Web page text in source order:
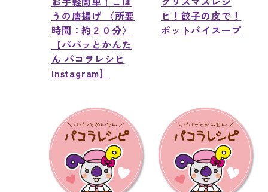
うの唐揚げ 〈所要
時間：約２０分〉
【パパッとかんた
ん パコラレシピ
Instagram】
ピ！餃子の皮で！
ポットパイスープ